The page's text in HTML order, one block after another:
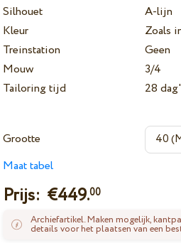
Silhouet
A-lijn
Kleur
Zoals
Treinstation
Geen
Mouw
3/4
Tailoring tijd
28 dag'
Grootte
Maat tabel
Prijs: €449.00
Archiefartikel. Maken mogelijk,
details voor het plaatsen van een